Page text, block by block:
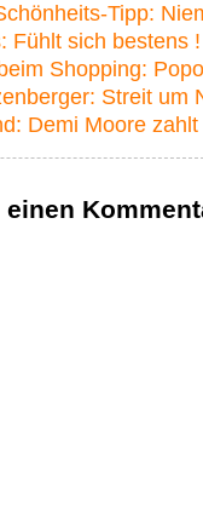
Tipp:
Fühlt sich bestens !
Shopping:
Streit um
Demi Moore